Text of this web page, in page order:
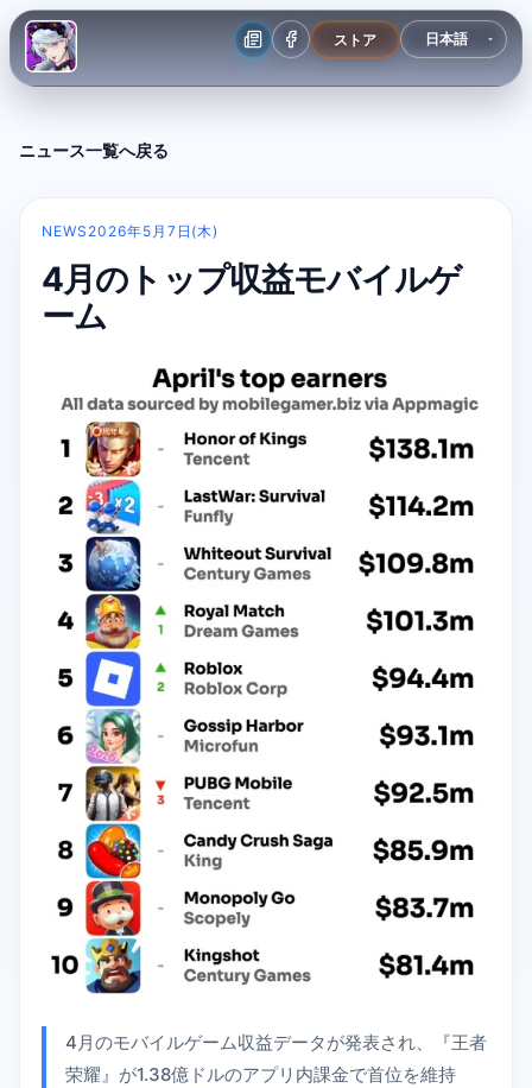
ストア
ニュース一覧へ戻る
NEWS 2026年5月7日(木)
4月のトップ収益モバイルゲ
ーム
4月のモバイルゲーム収益データが発表され、『王者
荣耀』が1.38億ドルのアプリ内課金で首位を維持